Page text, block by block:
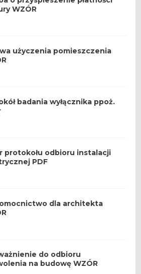
WZÓR
użyczenia pomieszczenia
badania wyłącznika ppoż.
protokołu odbioru instalacji
PDF
dla architekta
do odbioru
na budowę WZÓR